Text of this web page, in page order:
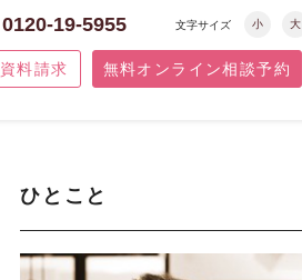
0120-19-5955 文字サイズ 小 大
資料請求 無料オンライン相談予約
ひとこと